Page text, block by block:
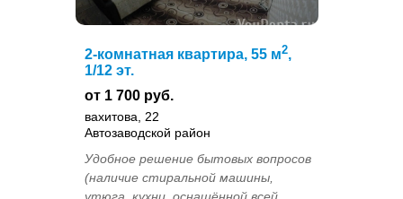
2-комнатная квартира, 55 м2,
1/12 эт.
от 1 700 руб.
вахитова, 22
Автозаводской район
Удобное решение бытовых вопросов
(наличие стиральной машины,